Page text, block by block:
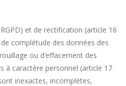
et de rectification (article 16
complétude des données des
ou d’effacement des
à caractère personnel (article 17
inexactes, incomplètes,